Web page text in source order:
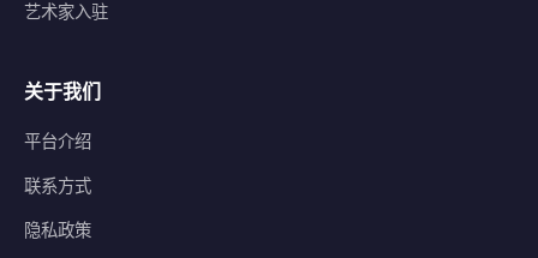
艺术家入驻
关于我们
平台介绍
联系方式
隐私政策